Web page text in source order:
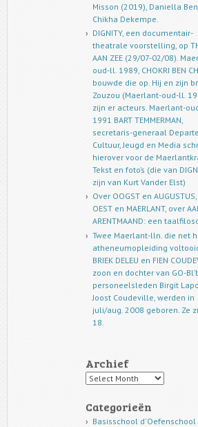
Misson (2019), Daniella Ben
Chikha Dekempe.
DIGNITY, een documentair-
theatrale voorstelling, op
AAN ZEE (29/07-02/08).
oud-ll. 1989, CHOKRI BEN
bouwde die op. Hij en zijn
Zouzou (Maerlant-oud-ll.
zijn er acteurs. Maerlant-
1991 BART TEMMERMAN,
secretaris-generaal
Cultuur, Jeugd en Media
hierover voor de
Tekst en foto’s (die van
zijn van Kurt Vander Elst)
Over OOGST en
OEST en MAERLANT, over
ARENTMAAND: een
Twee Maerlant-lln. die net
atheneumopleiding
BRIEK DELEU en FIEN
zoon en dochter van GO-
personeelsleden Birgit
Joost Coudeville, werden in
juli/aug. 2008 geboren. Ze
18.
Archief
Archief
Categorieën
Basisschool d'Oefenschool